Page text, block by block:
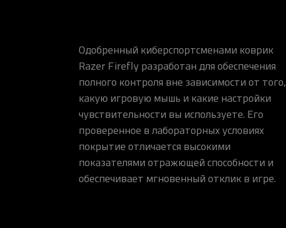
Одобренный киберспортсменами коврик
Razer Firefly разработан для обеспечения
полного контроля вне зависимости от того,
какую игровую мышь и какие настройки
чувствительности вы используете. Его
проверенное в лабораторных условиях
покрытие отличается высокими
показателями отражющей способности и
обеспечивает мгновенный отклик в игре.